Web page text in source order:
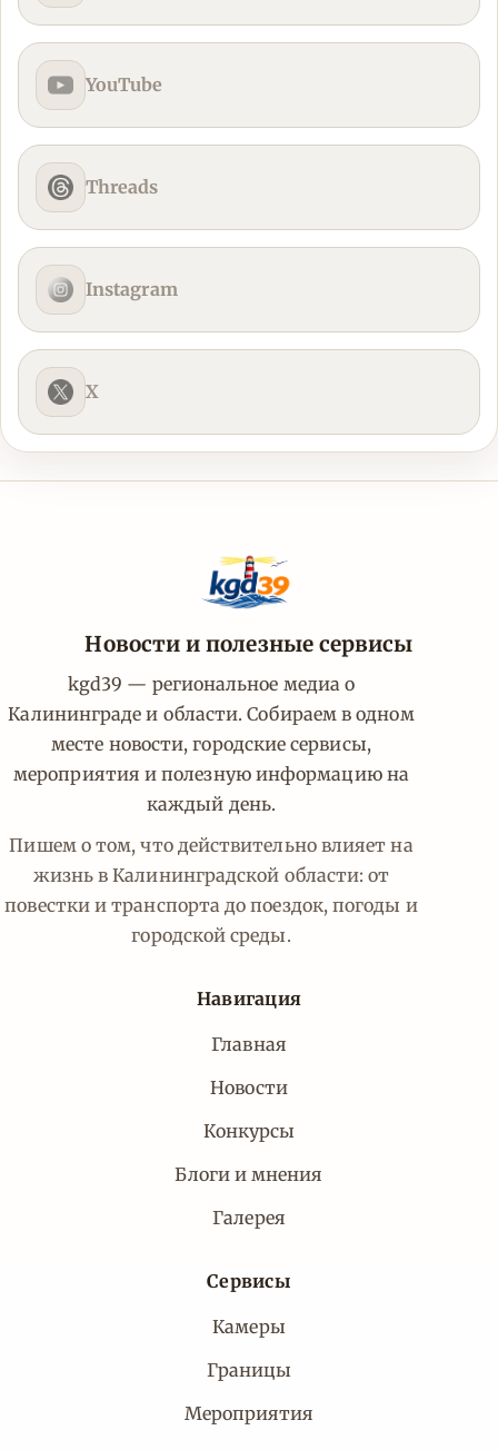
YouTube
Threads
Instagram
X
Новости и полезные сервисы
kgd39 — региональное медиа о
Калининграде и области. Собираем в одном
месте новости, городские сервисы,
мероприятия и полезную информацию на
каждый день.
Пишем о том, что действительно влияет на
жизнь в Калининградской области: от
повестки и транспорта до поездок, погоды и
городской среды.
Навигация
Главная
Новости
Конкурсы
Блоги и мнения
Галерея
Сервисы
Камеры
Границы
Мероприятия